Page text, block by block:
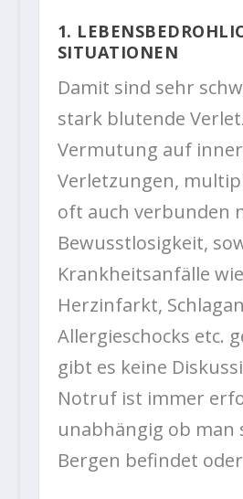
1.
SITUATIONEN
Damit sind sehr
stark blutende
Vermutung auf
Verletzungen,
oft auch verbunden
Bewusstlosigkeit,
Krankheitsanfälle wie
Herzinfarkt,
Allergieschocks etc.
gibt es keine
Notruf ist immer
unabhängig ob man
Bergen befindet